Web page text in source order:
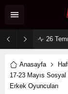
Anasayfa
17-23 Mayıs
Erkek Oyuncuları